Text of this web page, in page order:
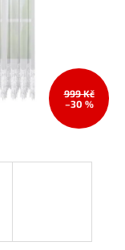
999 Kč
–30 %